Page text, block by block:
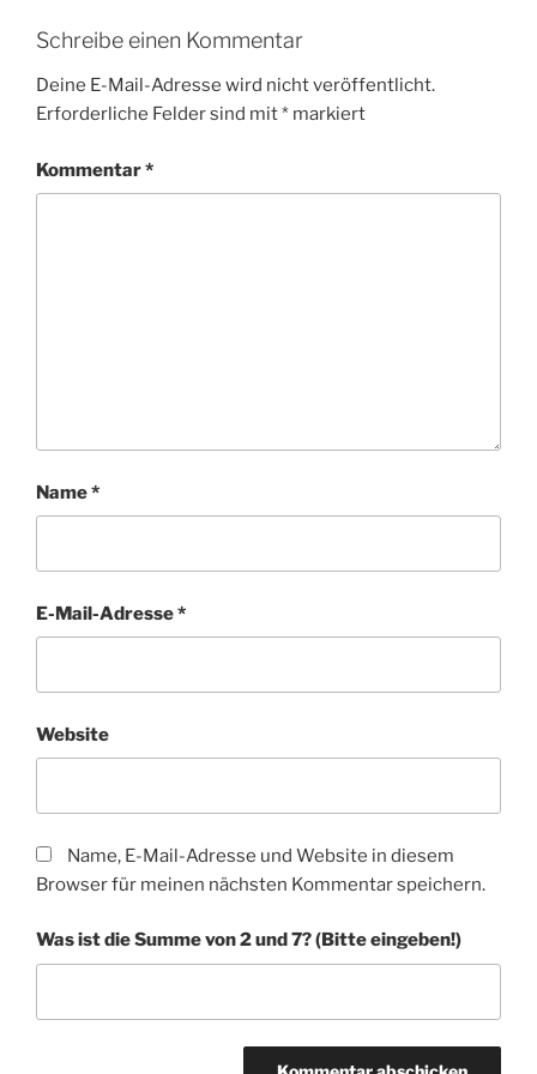
Schreibe einen Kommentar
Deine E-Mail-Adresse wird nicht veröffentlicht.
Erforderliche Felder sind mit* markiert
Kommentar*
Name*
E-Mail-Adresse*
Website
Name, E-Mail-Adresse und Website in diesem
Browser für meinen nächsten Kommentar speichern.
Was ist die Summe von 2 und 7? (Bitte eingeben!)